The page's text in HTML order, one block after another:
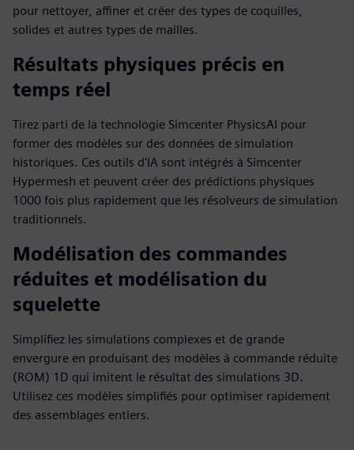
pour nettoyer, affiner et créer des types de coquilles,
solides et autres types de mailles.
Résultats physiques précis en
temps réel
Tirez parti de la technologie Simcenter PhysicsAI pour
former des modèles sur des données de simulation
historiques. Ces outils d'IA sont intégrés à Simcenter
Hypermesh et peuvent créer des prédictions physiques
1000 fois plus rapidement que les résolveurs de simulation
traditionnels.
Modélisation des commandes
réduites et modélisation du
squelette
Simplifiez les simulations complexes et de grande
envergure en produisant des modèles à commande réduite
(ROM) 1D qui imitent le résultat des simulations 3D.
Utilisez ces modèles simplifiés pour optimiser rapidement
des assemblages entiers.